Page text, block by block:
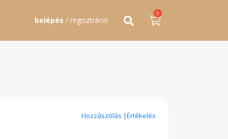
belépés / regisztráció
0
Hozzászólás |Értékelés